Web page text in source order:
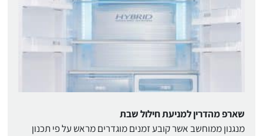
שארפ מהדרין למניעת חילול שבת
מנגנון ממוחשב אשר קובע זמנים מוגדרים מראש על פי תכנון